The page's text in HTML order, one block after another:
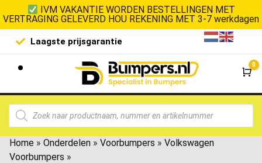
IVM VAKANTIE WORDEN BESTELLINGEN MET
VERTRAGING GELEVERD HOU REKENING MET 3-7 werkdagen
Laagste prijsgarantie De
0
Home » Onderdelen » Voorbumpers » Volkswagen
Voorbumpers »